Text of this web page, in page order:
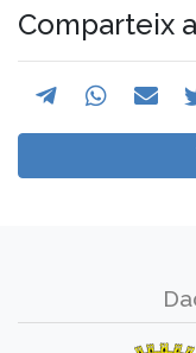
Comparteix